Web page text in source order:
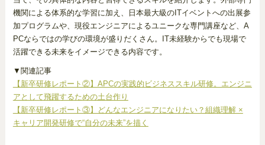
機関による体系的な学習に加え、日本最大級のITイベントへの出展参
加プログラムや、現役エンジニアによるユニークな専門講座など、A
PCならではの学びの環境が盛りだくさん。IT未経験からでも現場で
活躍できる未来をイメージできる内容です。
▼関連記事
【新卒研修レポート②】APCの実践的ビジネススキル研修。エンジニ
アとして飛躍するための土台作り
【新卒研修レポート③】どんなエンジニアになりたい？組織理解 ×
キャリア開発研修で“自分の未来”を描く